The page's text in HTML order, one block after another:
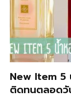
New Item 5
ติดทนตลอดวั